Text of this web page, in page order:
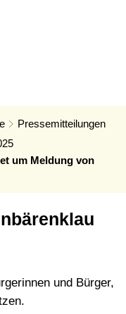
Pressemitteilungen
um Meldung von
und Bürger,